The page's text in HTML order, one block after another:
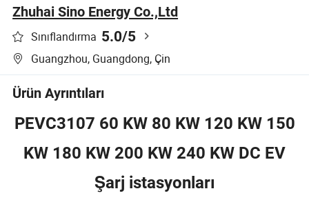
Zhuhai Sino Energy Co.,Ltd
Sınıflandırma 5.0/5
Guangzhou, Guangdong, Çin
Ürün Ayrıntıları
PEVC3107 60 KW 80 KW 120 KW 150
KW 180 KW 200 KW 240 KW DC EV
Şarj istasyonları